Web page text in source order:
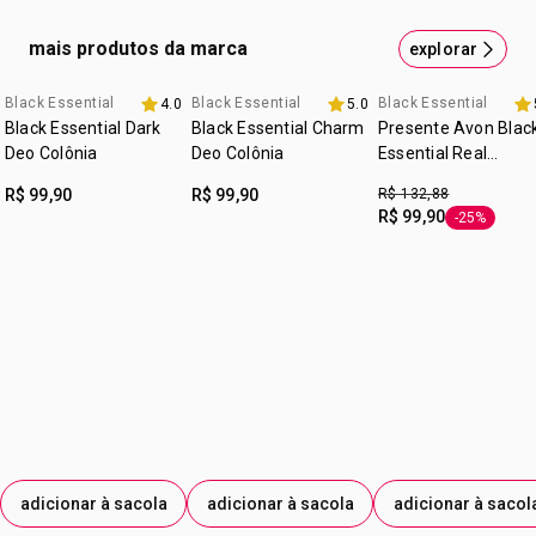
: Para complementar sua rotina de
subfamília
amadeirado
zona de aplicação :corpo
mais produtos da marca explorar
3 itens 30% off
Black Essential 4.0
Black Essential Dark
Deo Colônia
R$ 99,90
adicionar à sacola
3 itens 30% off
Black Essential 5.0
Black Essential Charm
Deo Colônia
R$ 99,90
adicionar à sacola
Black Essential
Presente Avon
Essential Real
R$ 132,88
R$ 99,90 etiqueta -
-25%
adicionar à